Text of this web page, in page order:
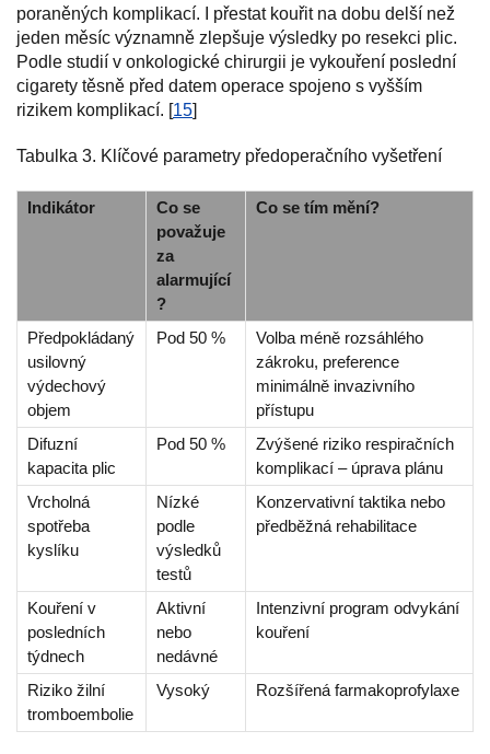
poraněných komplikací. I přestat kouřit na dobu delší než
jeden měsíc významně zlepšuje výsledky po resekci plic.
Podle studií v onkologické chirurgii je vykouření poslední
cigarety těsně před datem operace spojeno s vyšším
rizikem komplikací. [15]
Tabulka 3. Klíčové parametry předoperačního vyšetření
Indikátor
Co se
považuje
za
alarmující
?
Co se tím mění?
Předpokládaný
usilovný
výdechový
objem
Pod 50 %
Volba méně rozsáhlého
zákroku, preference
minimálně invazivního
přístupu
Difuzní
kapacita plic
Pod 50 %
Zvýšené riziko respiračních
komplikací – úprava plánu
Vrcholná
spotřeba
kyslíku
Nízké
podle
výsledků
testů
Konzervativní taktika nebo
předběžná rehabilitace
Kouření v
posledních
týdnech
Aktivní
nebo
nedávné
Intenzivní program odvykání
kouření
Riziko žilní
tromboembolie
Vysoký Rozšířená farmakoprofylaxe